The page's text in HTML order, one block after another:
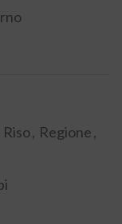
Riso, Regione,